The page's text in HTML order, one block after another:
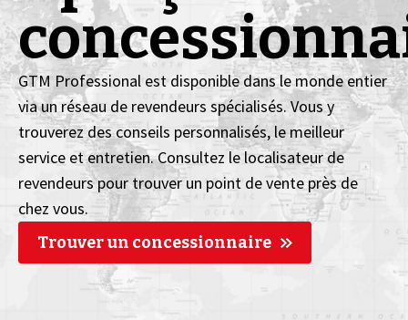
GTM Professional est disponible dans le monde entier
via un réseau de revendeurs spécialisés. Vous y
trouverez des conseils personnalisés, le meilleur
service et entretien. Consultez le localisateur de
revendeurs pour trouver un point de vente près de
chez vous.
Trouver un concessionnaire